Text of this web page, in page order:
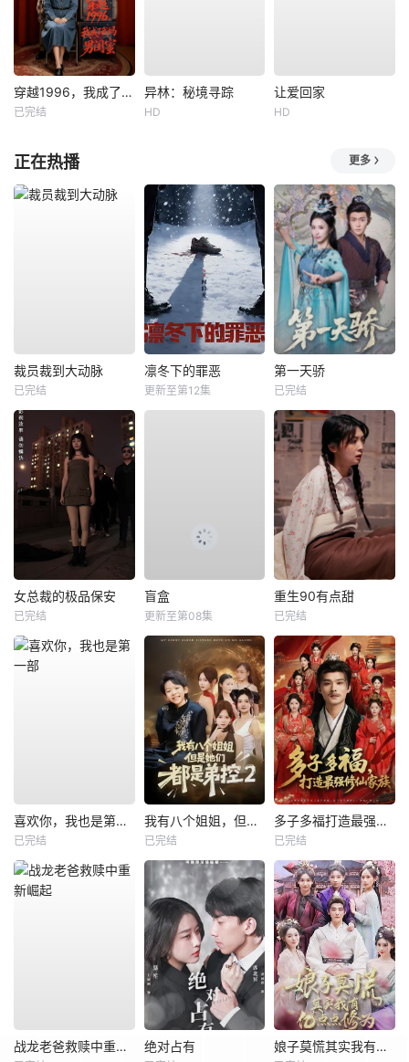
穿越1996，我成了我妈男闺蜜
已完结
异林：秘境寻踪
HD
让爱回家
HD
正在热播 更多
裁员裁到大动脉
已完结
凛冬下的罪恶
更新至第12集
第一天骄
已完结
女总裁的极品保安
已完结
盲盒
更新至第08集
重生90有点甜
已完结
喜欢你，我也是第一部
已完结
我有八个姐姐，但是他们都是弟控2
已完结
多子多福打造最强修仙家族
已完结
战龙老爸救赎中重新崛起 绝对占有 娘子莫慌其实我有亿点点修为